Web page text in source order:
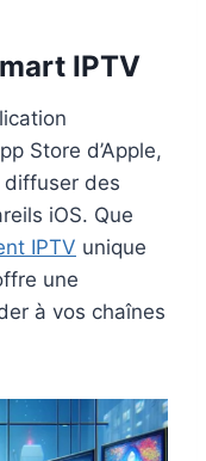
IPTV
Store d’Apple,
des
iOS. Que
IPTV unique
une
à vos chaînes